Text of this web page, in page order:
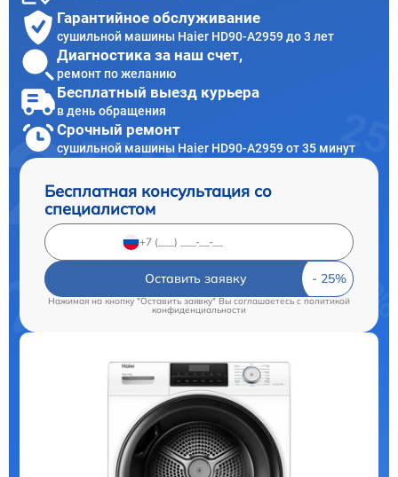
Гарантийное обслуживание
сушильной машины Haier HD90-A2959 до 3 лет
Диагностика за наш счет,
ремонт по желанию
Бесплатный выезд курьера
в день обращения
Срочный ремонт
сушильной машины Haier HD90-A2959 от 35 минут
Бесплатная консультация со
специалистом
Оставить заявку
Нажимая на кнопку "Оставить заявку" Вы соглашаетесь cполитикой
конфиденциальности